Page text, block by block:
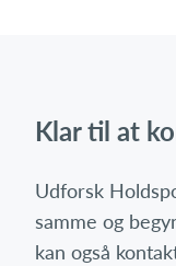
Klar til at
Udforsk
samme og
kan også